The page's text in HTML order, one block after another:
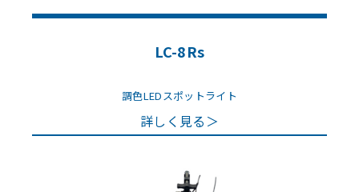
LC-8Rs
調色LEDスポットライト
詳しく見る＞